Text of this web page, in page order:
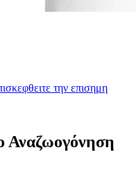
την επισημη
Αναζωογόνηση